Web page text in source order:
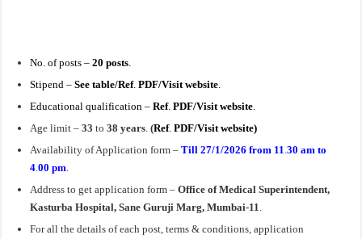
No. of posts –20posts
Stipend –See table/Ref. PDF/Visit website
Educational qualification –Ref. PDF/Visit website
Age limit –33to 38 years (Ref. PDF/Visit website)
Availability of Application form – Till 27/1/2026from 11 .30 am to
4 .00 pm
Address to getapplication form –Office of Medical Superintendent,
Kasturba Hospital, Sane Guruji Marg, Mumbai-11
For all the details of each post, terms & conditions, application